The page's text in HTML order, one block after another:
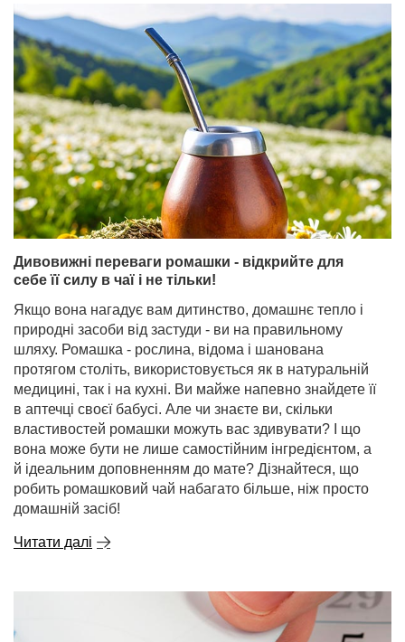
Дивовижні переваги ромашки - відкрийте для
себе її силу в чаї і не тільки!
Якщо вона нагадує вам дитинство, домашнє тепло і
природні засоби від застуди - ви на правильному
шляху. Ромашка - рослина, відома і шанована
протягом століть, використовується як в натуральній
медицині, так і на кухні. Ви майже напевно знайдете її
в аптечці своєї бабусі. Але чи знаєте ви, скільки
властивостей ромашки можуть вас здивувати? І що
вона може бути не лише самостійним інгредієнтом, а
й ідеальним доповненням до мате? Дізнайтеся, що
робить ромашковий чай набагато більше, ніж просто
домашній засіб!
Читати далі